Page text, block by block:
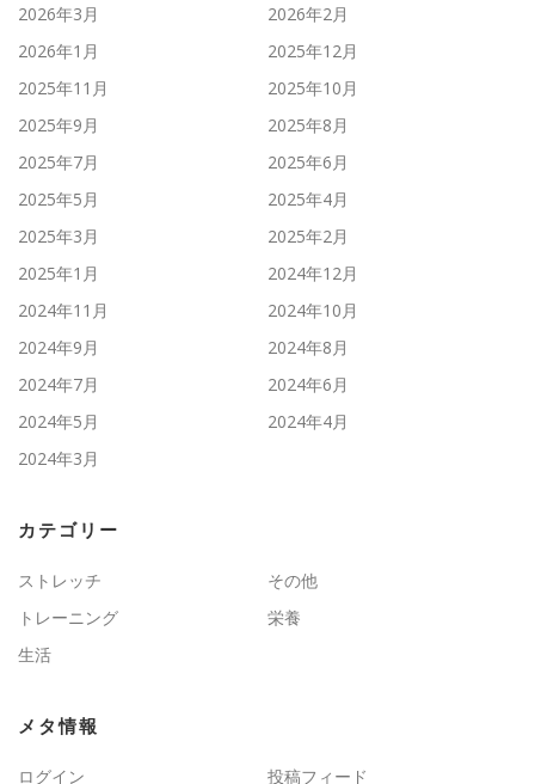
2026年3月
2026年2月
2026年1月
2025年12月
2025年11月
2025年10月
2025年9月
2025年8月
2025年7月
2025年6月
2025年5月
2025年4月
2025年3月
2025年2月
2025年1月
2024年12月
2024年11月
2024年10月
2024年9月
2024年8月
2024年7月
2024年6月
2024年5月
2024年4月
2024年3月
カテゴリー
ストレッチ
その他
トレーニング
栄養
生活
メタ情報
ログイン 投稿フィード